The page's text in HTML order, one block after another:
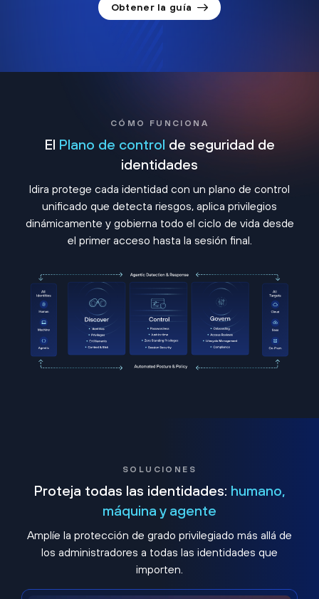
Obtener la guía
CÓMO FUNCIONA
El Plano de control de seguridad de
identidades
Idira protege cada identidad con un plano de control
unificado que detecta riesgos, aplica privilegios
dinámicamente y gobierna todo el ciclo de vida desde
el primer acceso hasta la sesión final.
SOLUCIONES
Proteja todas las identidades: humano,
máquina y agente
Amplíe la protección de grado privilegiado más allá de
los administradores a todas las identidades que
importen.